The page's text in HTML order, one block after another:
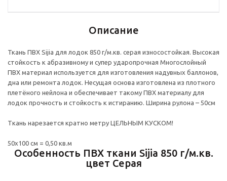
Описание
Ткань ПВХ Sijia для лодок 850 г/м.кв. серая износостойкая. Высокая
стойкость к абразивному и супер ударопрочная Многослойный
ПВХ материал используется для изготовления надувных баллонов,
дна или ремонта лодок. Несущая основа изготовлена из плотного
плетёного нейлона и обеспечивает такому ПВХ материалу для
лодок прочность и стойкость к истиранию. Ширина рулона – 50см
Tкань нарезается кратно метру ЦЕЛЬНЫМ КУСКОМ!
50х100 см = 0,50 кв.м
Особенность ПВХ ткани Sijia 850 г/м.кв.
цвет Серая